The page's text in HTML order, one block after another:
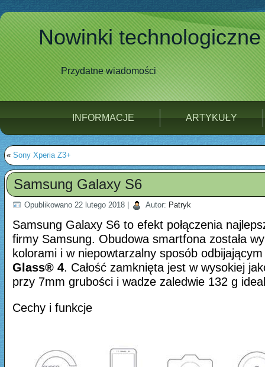
Nowinki technologiczne
Przydatne wiadomości
INFORMACJE ARTYKUŁY
« Sony Xperia Z3+
Samsung Galaxy S6
Opublikowano 22 lutego 2018 Autor: Patryk
Samsung Galaxy S6 to efekt połączenia
firmy Samsung. Obudowa smartfona została
kolorami i w niepowtarzalny sposób
Glass® 4. Całość zamknięta jest w wysokiej
przy 7mm grubości i wadze zaledwie 132 g
Cechy i funkcje